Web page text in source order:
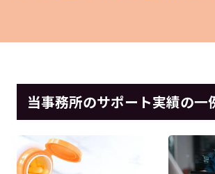
当事務所のサポート実績の一